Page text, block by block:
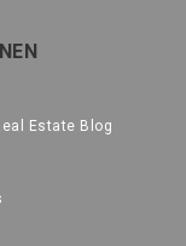
Estate Blog